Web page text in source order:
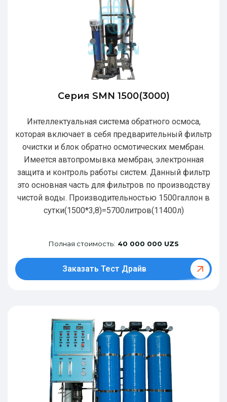
Серия SMN 1500(3000)
Интеллектуальная система обратного осмоса,
которая включает в себя предварительный фильтр
очистки и блок обратно осмотических мембран.
Имеется автопромывка мембран, электронная
защита и контроль работы систем. Данный фильтр
это основная часть для фильтров по производству
чистой воды. Производительностью 1500галлон в
сутки(1500*3,8)=5700литров(11400л)
Полная стоимость: 40 000 000 UZS
Заказать Тест Драйв